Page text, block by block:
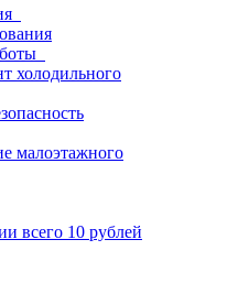
холодильного
малоэтажного
всего 10 рублей